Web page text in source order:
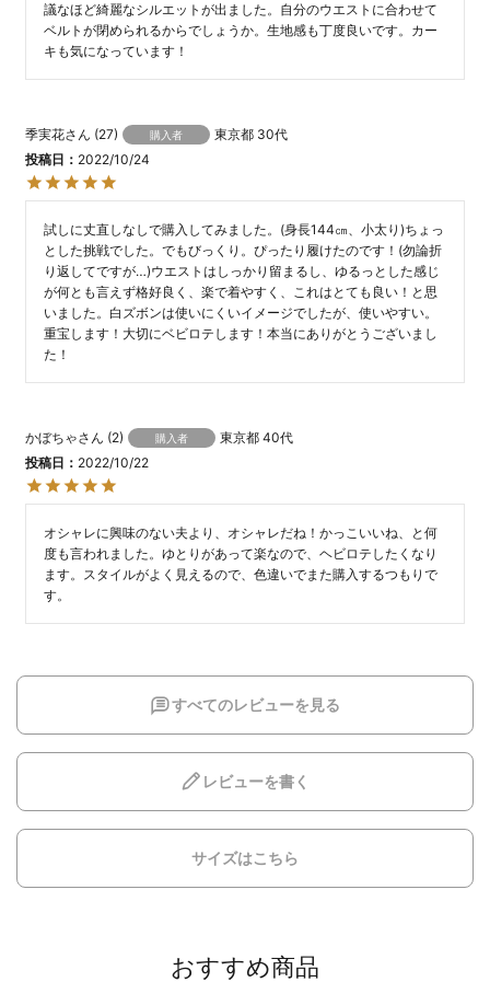
議なほど綺麗なシルエットが出ました。自分のウエストに合わせて
ベルトが閉められるからでしょうか。生地感も丁度良いです。カー
キも気になっています！
季実花 27 購入者 東京都 30代
投稿日
2022/10/24
試しに丈直しなしで購入してみました。(身長144㎝、小太り)ちょっ
とした挑戦でした。でもびっくり。ぴったり履けたのです！(勿論折
り返してですが…)ウエストはしっかり留まるし、ゆるっとした感じ
が何とも言えず格好良く、楽で着やすく、これはとても良い！と思
いました。白ズボンは使いにくいイメージでしたが、使いやすい。
重宝します！大切にベビロテします！本当にありがとうございまし
た！
かぼちゃ 2 購入者 東京都 40代
投稿日
2022/10/22
オシャレに興味のない夫より、オシャレだね！かっこいいね、と何
度も言われました。ゆとりがあって楽なので、ヘビロテしたくなり
ます。スタイルがよく見えるので、色違いでまた購入するつもりで
す。
すべてのレビューを見る
レビューを書く
サイズはこちら
おすすめ商品